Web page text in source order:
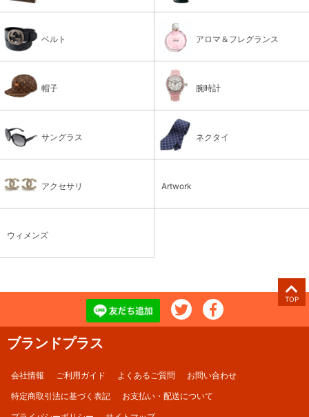
ベルト アロマ＆フレグランス
帽子 腕時計
サングラス ネクタイ
アクセサリ Artwork
ウィメンズ
TOP
ブランドプラス
会社情報 ご利用ガイド よくあるご質問
お問い合わせ
特定商取引法に基づく表記
お支払い・配送について